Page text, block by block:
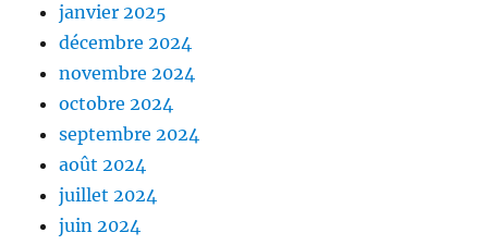
janvier 2025
décembre 2024
novembre 2024
octobre 2024
septembre 2024
août 2024
juillet 2024
juin 2024